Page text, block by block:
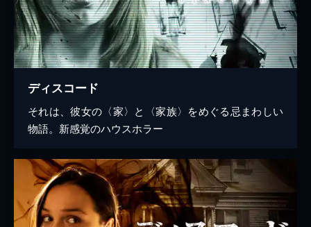
ディスコード
それは、彼女の〈家〉と〈家族〉をめぐる忌まわしい
物語。新感覚のハウスホラー